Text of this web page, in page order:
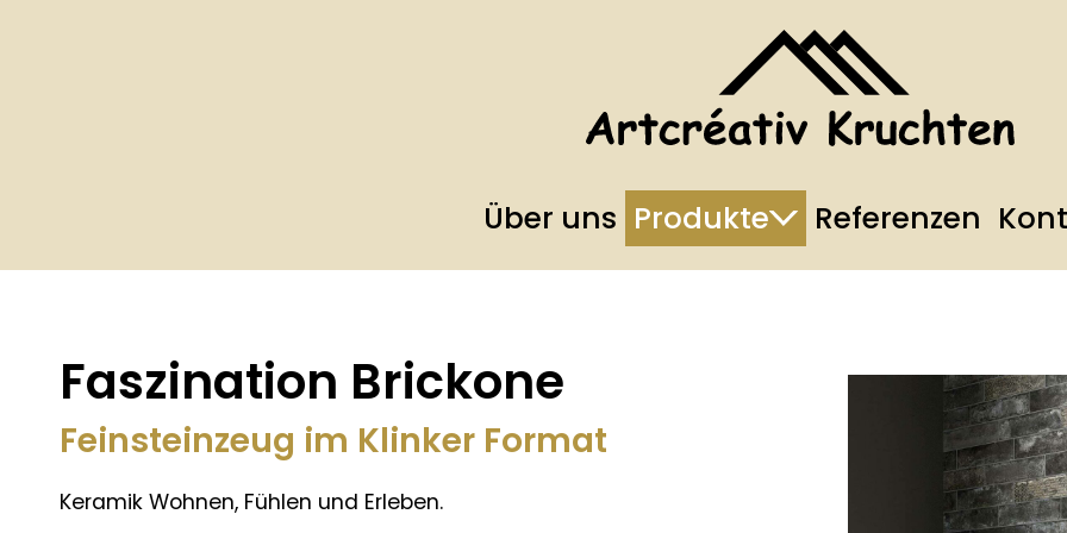
Über uns Produkte Referenzen
Faszination Brickone
Feinsteinzeug im Klinker Format
Keramik Wohnen, Fühlen und Erleben.